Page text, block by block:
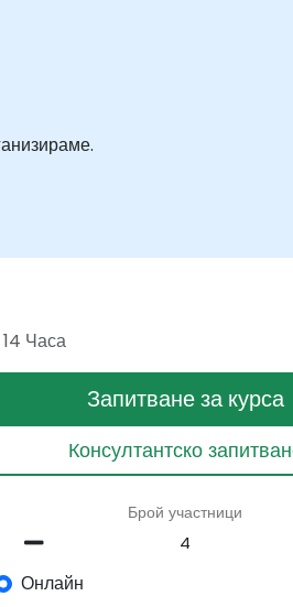
14 Часа
Запитване за курса
Консултантско
Брой участници
Онлайн